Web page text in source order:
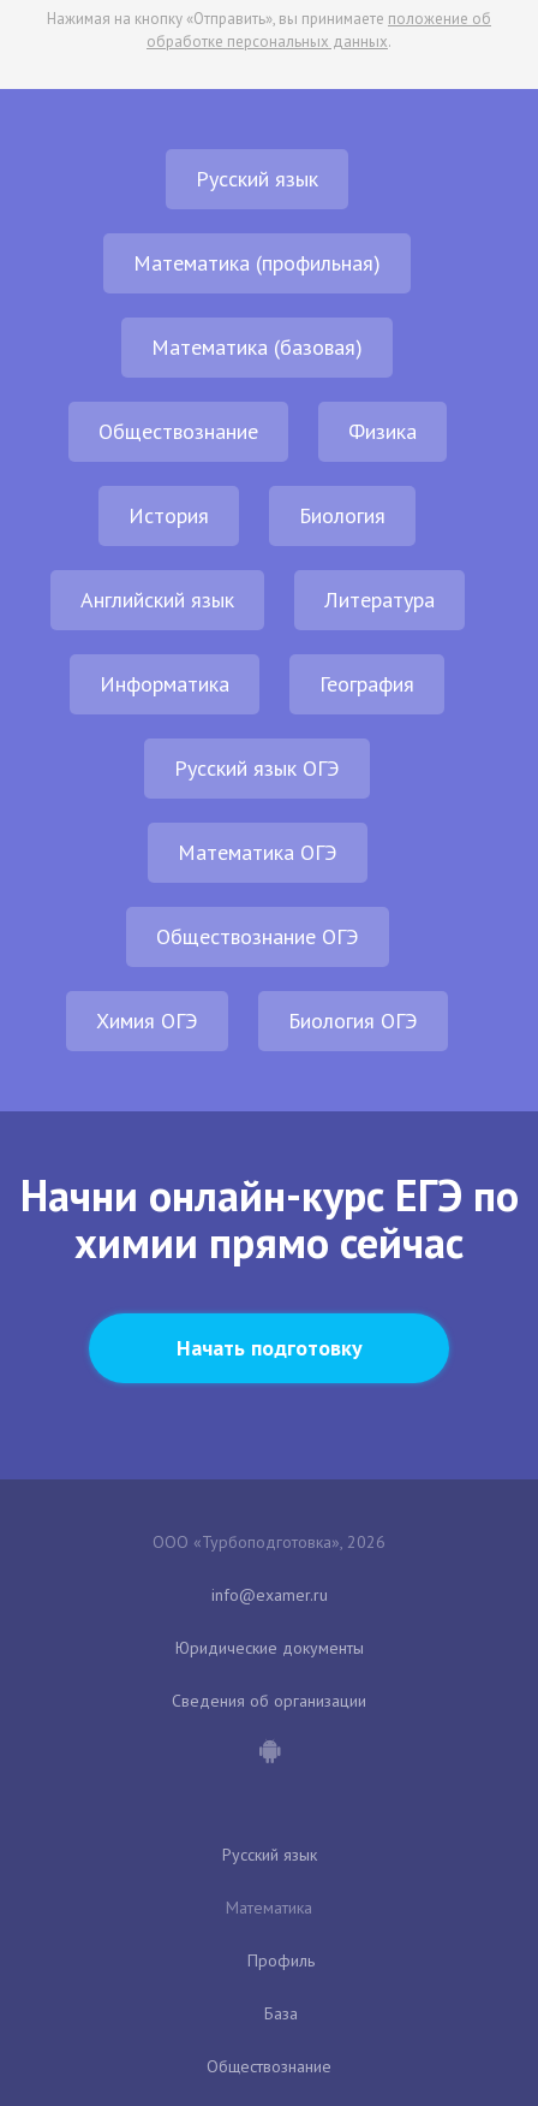
Нажимая на кнопку «Отправить», вы принимаете положение об
обработке персональных данных.
Русский язык
Математика (профильная)
Математика (базовая)
Обществознание Физика
История Биология
Английский язык Литература
Информатика География
Русский язык ОГЭ
Математика ОГЭ
Обществознание ОГЭ
Химия ОГЭ Биология ОГЭ
Начни онлайн-курс ЕГЭ по
химии прямо сейчас
Начать подготовку
ООО «Турбоподготовка», 2026
Юридические документы
Сведения об организации
Русский язык
Математика
Профиль
База
Обществознание